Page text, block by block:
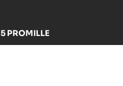
5 PROMILLE